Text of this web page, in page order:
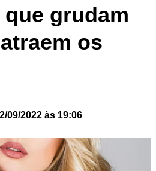
grudam
os
09/2022 às 19:06